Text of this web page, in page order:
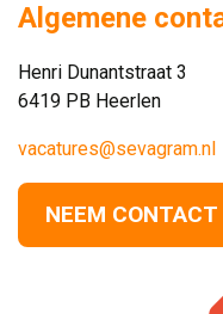
Algemene
Henri Dunantstraat 3
6419 PB Heerlen
vacatures@sevagram.nl
NEEM CONTACT